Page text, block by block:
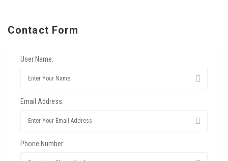
Contact Form
User Name:
Email Address:
Phone Number: